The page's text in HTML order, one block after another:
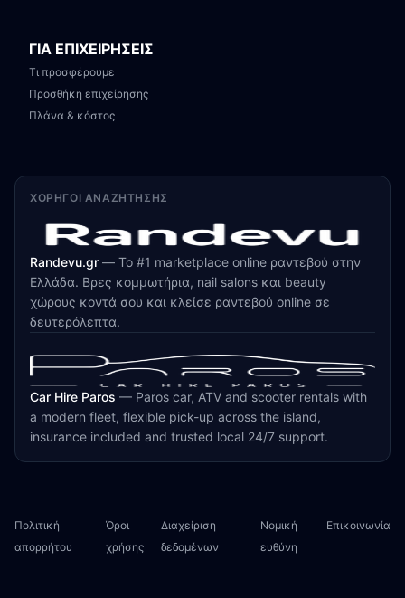
ΓΙΑ ΕΠΙΧΕΙΡΗΣΕΙΣ
Τι προσφέρουμε
Προσθήκη επιχείρησης
Πλάνα & κόστος
ΧΟΡΗΓΟΊ ΑΝΑΖΉΤΗΣΗΣ
Randevu.gr — Το #1 marketplace online ραντεβού στην
Ελλάδα. Βρες κομμωτήρια, nail salons και beauty
χώρους κοντά σου και κλείσε ραντεβού online σε
δευτερόλεπτα.
Car Hire Paros — Paros car, ATV and scooter rentals with
a modern fleet, flexible pick-up across the island,
insurance included and trusted local 24/7 support.
Πολιτική
απορρήτου
Όροι
χρήσης
Διαχείριση
δεδομένων
Νομική
ευθύνη
Επικοινωνία